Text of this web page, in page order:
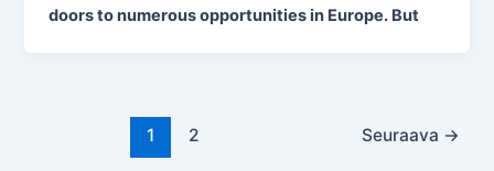
doors to numerous opportunities in Europe. But
1 2 Seuraava →